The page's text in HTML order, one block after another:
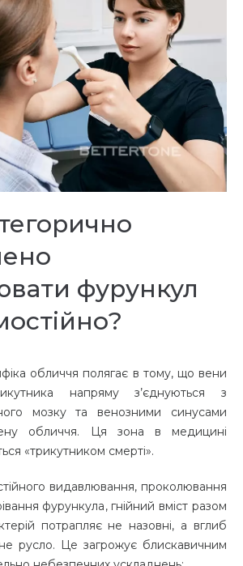
фурункул
обличчя полягає в тому, що вени
напряму з’єднуються з
мозку та венозними синусами
обличчя. Ця зона в медицині
«трикутником смерті».
видавлювання, проколювання
фурункула, гнійний вміст разом
потрапляє не назовні, а вглиб
русло. Це загрожує блискавичним